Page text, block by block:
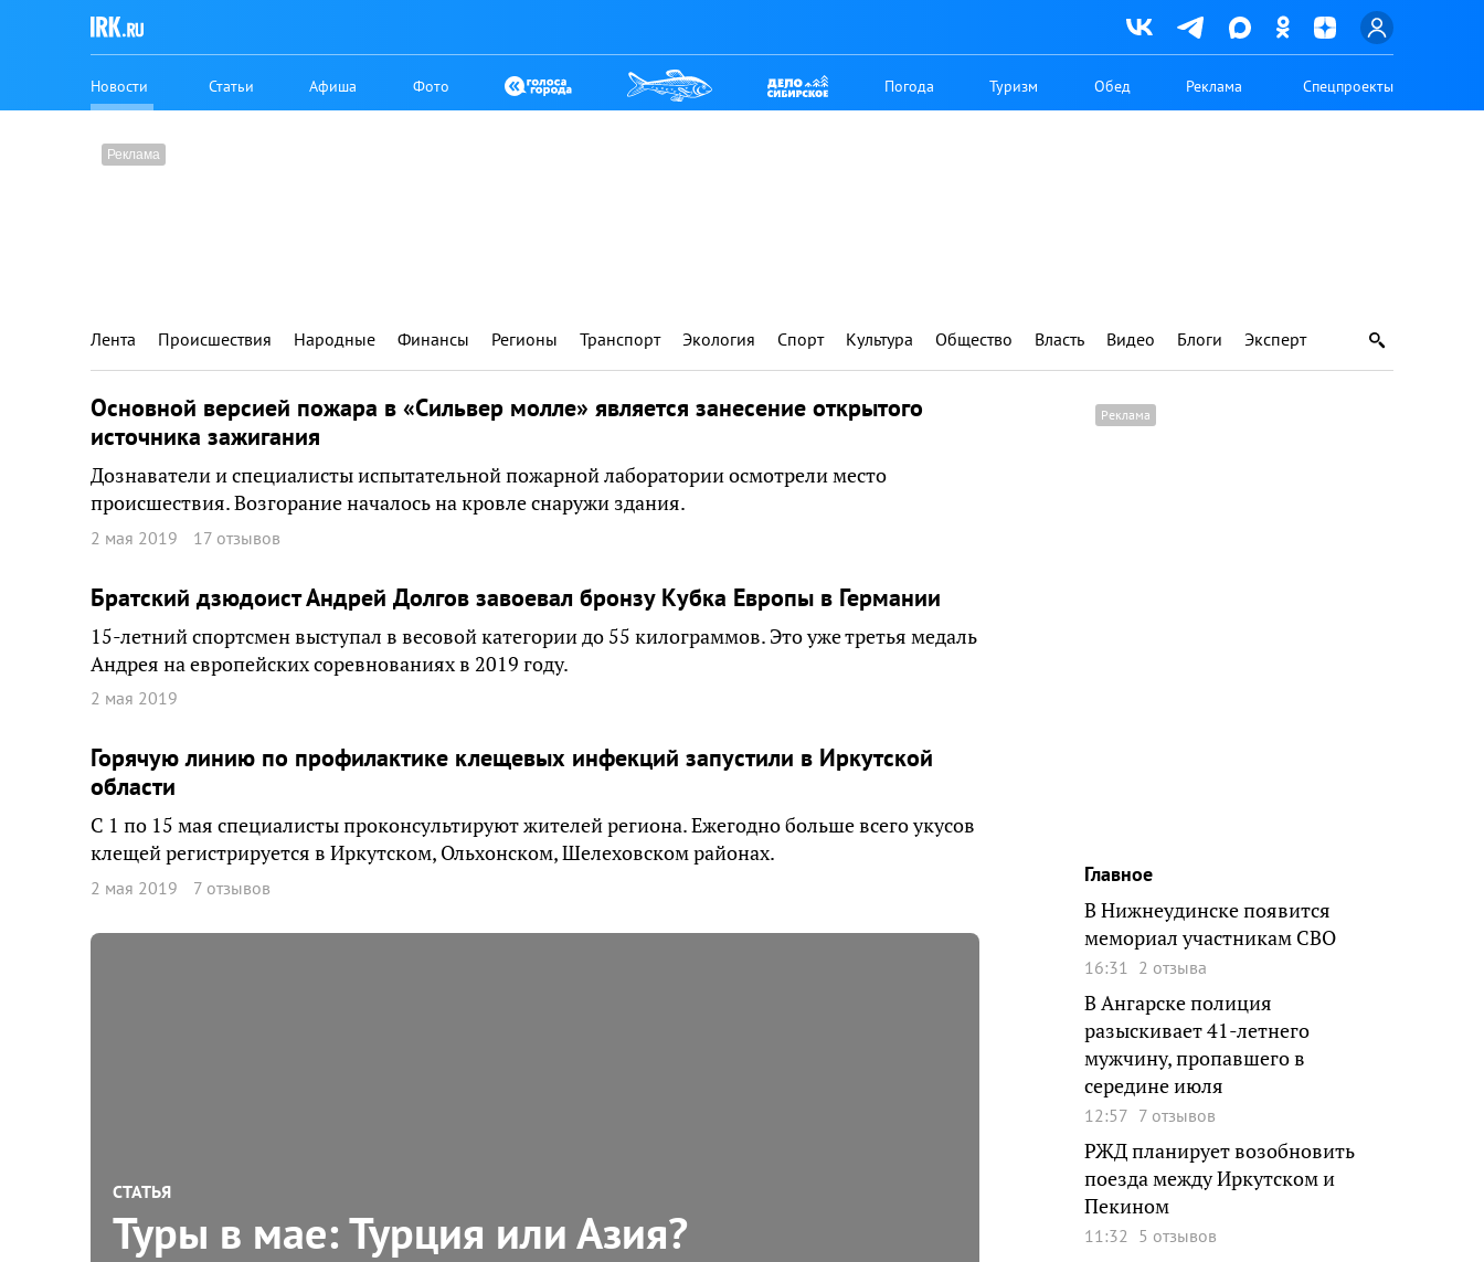
Новости Статьи Афиша Фото Погода Туризм Обед Реклама Спецпроекты
Лента Происшествия Народные Финансы Регионы Транспорт Экология Спорт Культура Общество Власть Видео Блоги Эксперт
Основной версией пожара в «Сильвер молле» является занесение открытого
источника зажигания
Дознаватели и специалисты испытательной пожарной лаборатории осмотрели место
происшествия. Возгорание началось на кровле снаружи здания.
2 мая 2019 17 отзывов
Братский дзюдоист Андрей Долгов завоевал бронзу Кубка Европы в Германии
15-летний спортсмен выступал в весовой категории до 55 килограммов. Это уже третья медаль
Андрея на европейских соревнованиях в 2019 году.
2 мая 2019
Горячую линию по профилактике клещевых инфекций запустили в Иркутской
области
С 1 по 15 мая специалисты проконсультируют жителей региона. Ежегодно больше всего укусов
клещей регистрируется в Иркутском, Ольхонском, Шелеховском районах.
2 мая 2019 7 отзывов
СТАТЬЯ
Туры в мае: Турция или Азия?
Главное
В Нижнеудинске появится
мемориал участникам СВО
16:31 2 отзыва
В Ангарске полиция
разыскивает 41-летнего
мужчину, пропавшего в
середине июля
12:57 7 отзывов
РЖД планирует возобновить
поезда между Иркутском и
Пекином
11:32 5 отзывов